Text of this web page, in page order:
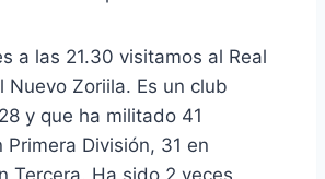
a las 21.30 visitamos al Real
Nuevo Zoriila. Es un club
y que ha militado 41
División, 31 en